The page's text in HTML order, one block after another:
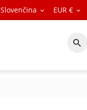
Slovenčina  EUR € 